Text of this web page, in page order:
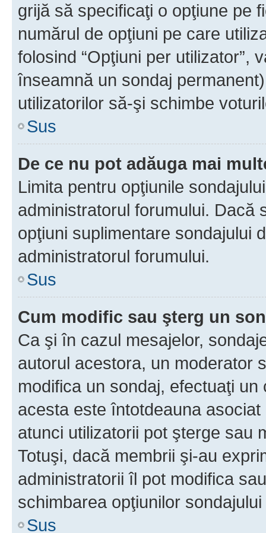
grijă să specificaţi o opţiune pe
numărul de opţiuni pe care
folosind “Opţiuni per utilizator”,
înseamnă un sondaj
utilizatorilor să-şi schimbe
Sus
De ce nu pot adăuga mai
Limita pentru opţiunile
administratorul forumului. Dacă
opţiuni suplimentare sondajului
administratorul forumului.
Sus
Cum modific sau şterg un
Ca şi în cazul mesajelor,
autorul acestora, un moderator
modifica un sondaj, efectuaţi
acesta este întotdeauna
atunci utilizatorii pot şterge sau
Totuşi, dacă membrii şi-au
administratorii îl pot modifica
schimbarea opţiunilor
Sus